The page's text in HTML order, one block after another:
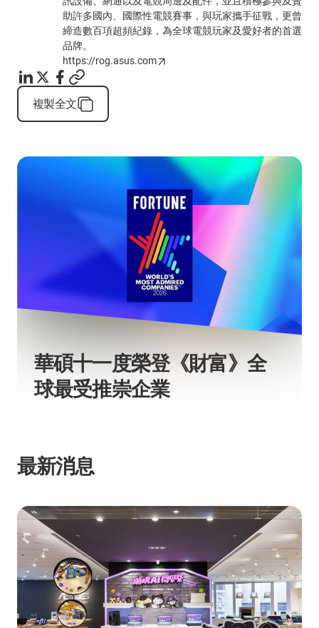
助許多國內、國際性電競賽事，與玩家攜手征戰，更曾
締造數百項超頻紀錄，為全球電競玩家及愛好者的首選
品牌。
https://rog.asus.com
複製全文
華碩十一度榮登《財富》全
球最受推崇企業
最新消息